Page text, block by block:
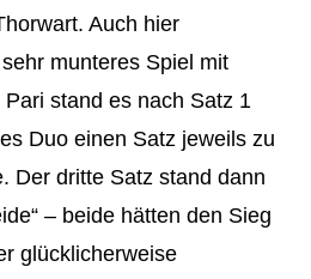
Auch hier
munteres Spiel mit
stand es nach Satz 1
Duo einen Satz jeweils zu
Der dritte Satz stand dann
– beide hätten den Sieg
glücklicherweise